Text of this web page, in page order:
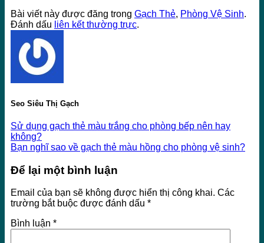
Bài viết này được đăng trong Gạch Thẻ, Phòng Vệ Sinh.
Đánh dấu liên kết thường trực.
Seo Siêu Thị Gạch
Sử dụng gạch thẻ màu trắng cho phòng bếp nên hay
không?
Bạn nghĩ sao về gạch thẻ màu hồng cho phòng vệ sinh?
Để lại một bình luận
Email của bạn sẽ không được hiển thị công khai. Các
trường bắt buộc được đánh dấu *
Bình luận *